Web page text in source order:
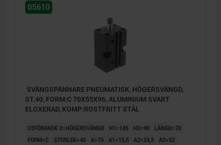
05610
SVÄNGSPÄNNARE PNEUMATISK, HÖGERSVÄNGD,
ST.40, FORM:C 70X55X96, ALUMINIUM SVART
ELOXERAD, KOMP:ROSTFRITT STÅL
UTFÖRANDE 2=HÖGERSVÄNGD H1=145 H2=90
LÄNGD=70
FORM=C
STORLEK=40 A=70 A1=15,5 A2=24,5 A3=52